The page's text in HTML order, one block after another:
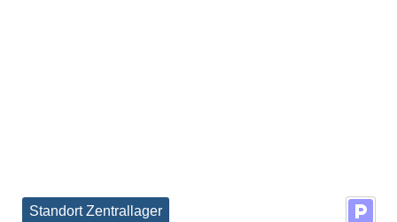
Standort Zentrallager